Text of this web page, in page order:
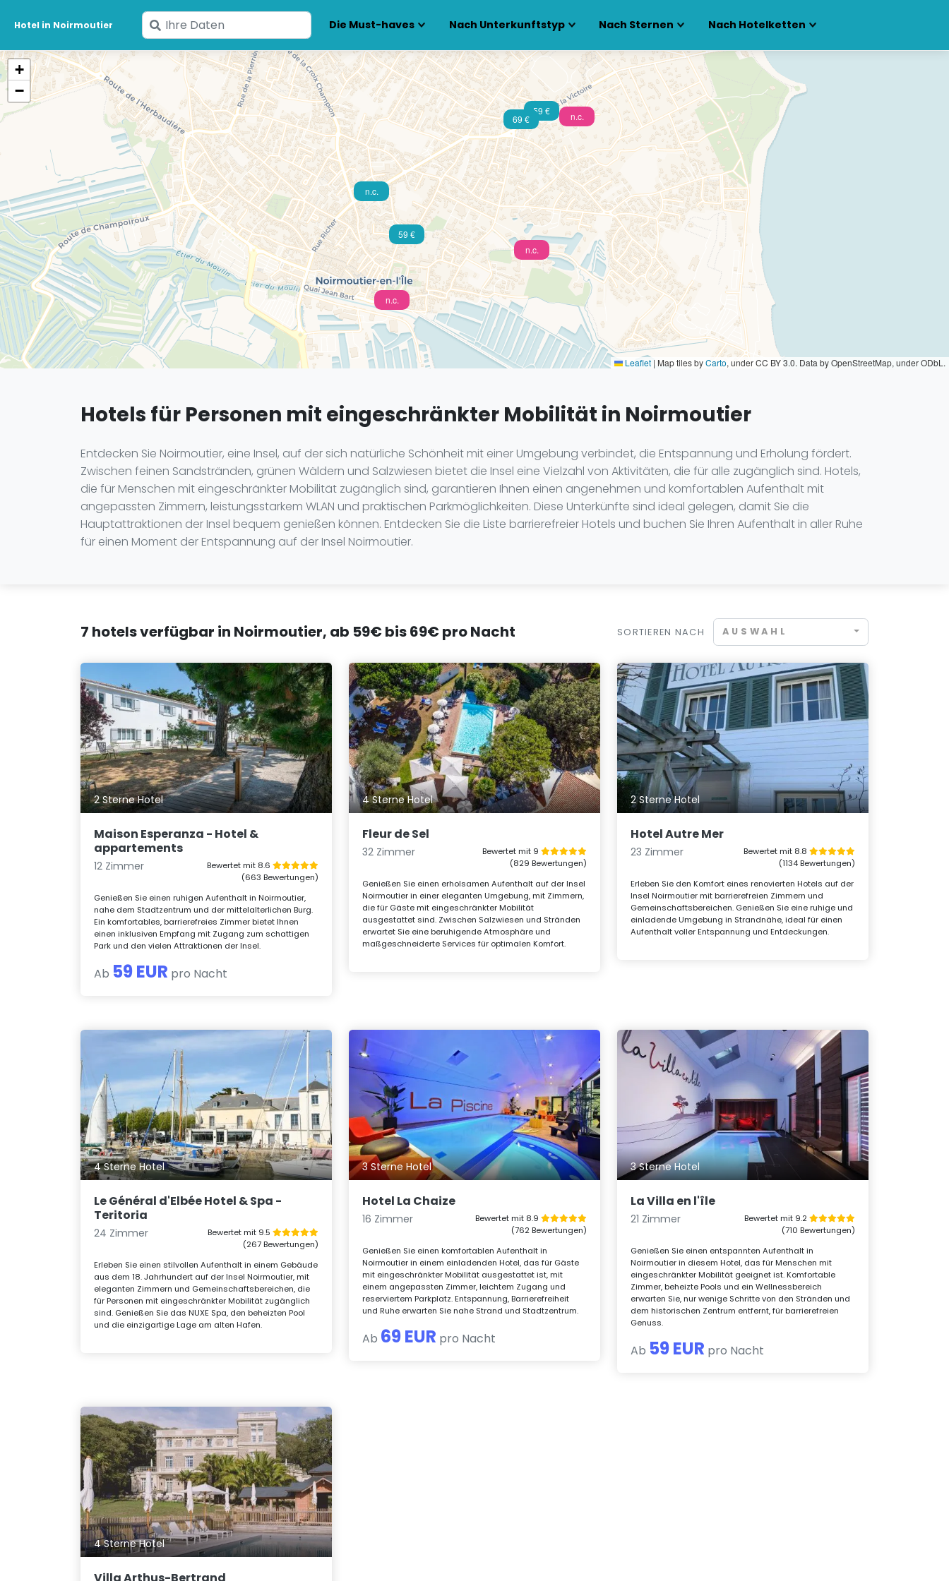
Hotel in Noirmoutier
Geben
Sie
Ihre
Daten
Die Must-haves Nach Unterkunftstyp Nach Sternen Nach Hotelketten
n.c.
n.c.
n.c.
59 €
n.c.
69 €
59 €
+
−
Leaflet | Map tiles byCarto, under CC BY 3.0. Data by OpenStreetMap, under ODbL.
Hotels für Personen mit eingeschränkter Mobilität in Noirmoutier
Entdecken Sie Noirmoutier, eine Insel, auf der sich natürliche Schönheit mit einer Umgebung verbindet, die Entspannung und Erholung fördert.
Zwischen feinen Sandstränden, grünen Wäldern und Salzwiesen bietet die Insel eine Vielzahl von Aktivitäten, die für alle zugänglich sind. Hotels,
die für Menschen mit eingeschränkter Mobilität zugänglich sind, garantieren Ihnen einen angenehmen und komfortablen Aufenthalt mit
angepassten Zimmern, leistungsstarkem WLAN und praktischen Parkmöglichkeiten. Diese Unterkünfte sind ideal gelegen, damit Sie die
Hauptattraktionen der Insel bequem genießen können. Entdecken Sie die Liste barrierefreier Hotels und buchen Sie Ihren Aufenthalt in aller Ruhe
für einen Moment der Entspannung auf der Insel Noirmoutier.
7 hotels verfügbar in Noirmoutier, ab 59€ bis 69€ pro Nacht SORTIEREN NACH AUSWAHL
2 Sterne Hotel
Maison Esperanza - Hotel &
appartements
12 Zimmer
Bewertet mit 8.6
(663 Bewertungen)
Genießen Sie einen ruhigen Aufenthalt in Noirmoutier,
nahe dem Stadtzentrum und der mittelalterlichen Burg.
Ein komfortables, barrierefreies Zimmer bietet Ihnen
einen inklusiven Empfang mit Zugang zum schattigen
Park und den vielen Attraktionen der Insel.
Ab 59 EUR pro Nacht
4 Sterne Hotel
Fleur de Sel
32 Zimmer
Bewertet mit 9
(829 Bewertungen)
Genießen Sie einen erholsamen Aufenthalt auf der Insel
Noirmoutier in einer eleganten Umgebung, mit Zimmern,
die für Gäste mit eingeschränkter Mobilität
ausgestattet sind. Zwischen Salzwiesen und Stränden
erwartet Sie eine beruhigende Atmosphäre und
maßgeschneiderte Services für optimalen Komfort.
2 Sterne Hotel
Hotel Autre Mer
23 Zimmer
Bewertet mit 8.8
(1134 Bewertungen)
Erleben Sie den Komfort eines renovierten Hotels auf der
Insel Noirmoutier mit barrierefreien Zimmern und
Gemeinschaftsbereichen. Genießen Sie eine ruhige und
einladende Umgebung in Strandnähe, ideal für einen
Aufenthalt voller Entspannung und Entdeckungen.
4 Sterne Hotel
Le Général d'Elbée Hotel & Spa -
Teritoria
24 Zimmer
Bewertet mit 9.5
(267 Bewertungen)
Erleben Sie einen stilvollen Aufenthalt in einem Gebäude
aus dem 18. Jahrhundert auf der Insel Noirmoutier, mit
eleganten Zimmern und Gemeinschaftsbereichen, die
für Personen mit eingeschränkter Mobilität zugänglich
sind. Genießen Sie das NUXE Spa, den beheizten Pool
und die einzigartige Lage am alten Hafen.
3 Sterne Hotel
Hotel La Chaize
16 Zimmer
Bewertet mit 8.9
(762 Bewertungen)
Genießen Sie einen komfortablen Aufenthalt in
Noirmoutier in einem einladenden Hotel, das für Gäste
mit eingeschränkter Mobilität ausgestattet ist, mit
einem angepassten Zimmer, leichtem Zugang und
reserviertem Parkplatz. Entspannung, Barrierefreiheit
und Ruhe erwarten Sie nahe Strand und Stadtzentrum.
Ab 69 EUR pro Nacht
3 Sterne Hotel
La Villa en l'île
21 Zimmer
Bewertet mit 9.2
(710 Bewertungen)
Genießen Sie einen entspannten Aufenthalt in
Noirmoutier in diesem Hotel, das für Menschen mit
eingeschränkter Mobilität geeignet ist. Komfortable
Zimmer, beheizte Pools und ein Wellnessbereich
erwarten Sie, nur wenige Schritte von den Stränden und
dem historischen Zentrum entfernt, für barrierefreien
Genuss.
Ab 59 EUR pro Nacht
4 Sterne Hotel
Villa Arthus-Bertrand